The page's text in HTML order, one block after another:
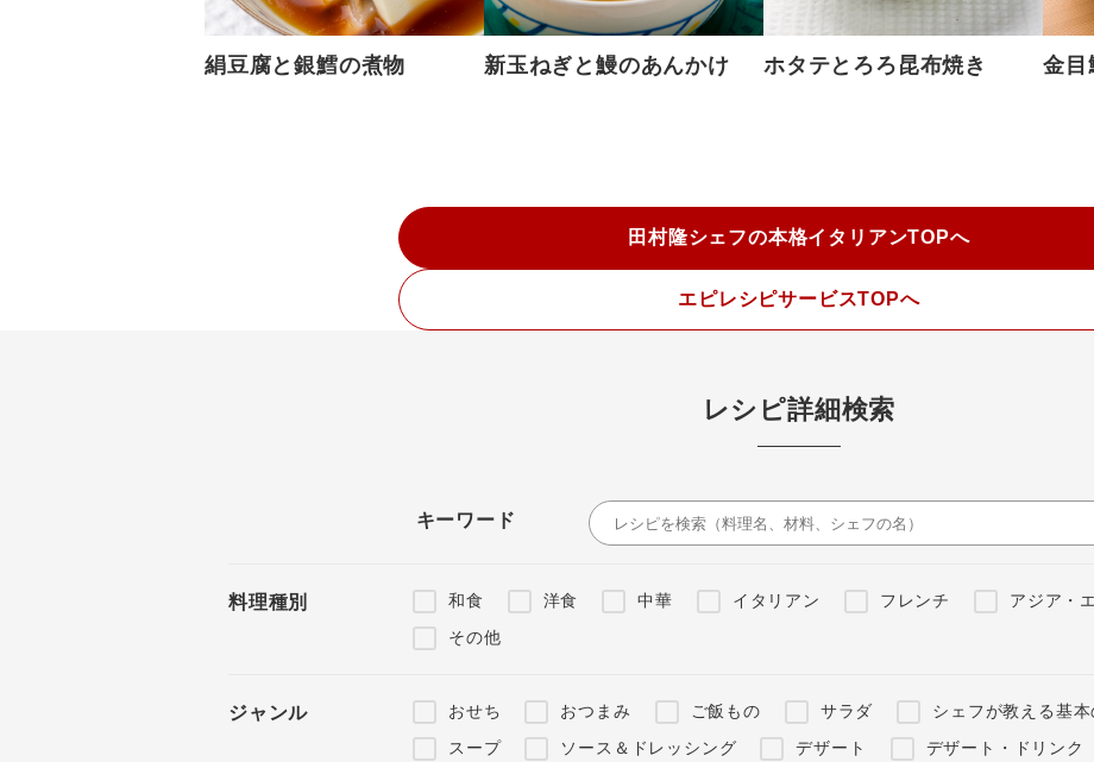
絹豆腐と銀鱈の煮物 新玉ねぎと鰻のあんかけ ホタテとろろ昆布焼き 金目
田村隆シェフの本格イタリアンTOPへ
エピレシピサービスTOPへ
レシピ詳細検索
キーワード
料理種別 和食 洋食 中華 イタリアン フレンチ アジア・
その他
ジャンル おせち おつまみ ご飯もの サラダ シェフが教える基本
スープ
ソース＆ドレッシング デザート デザート・ドリンク